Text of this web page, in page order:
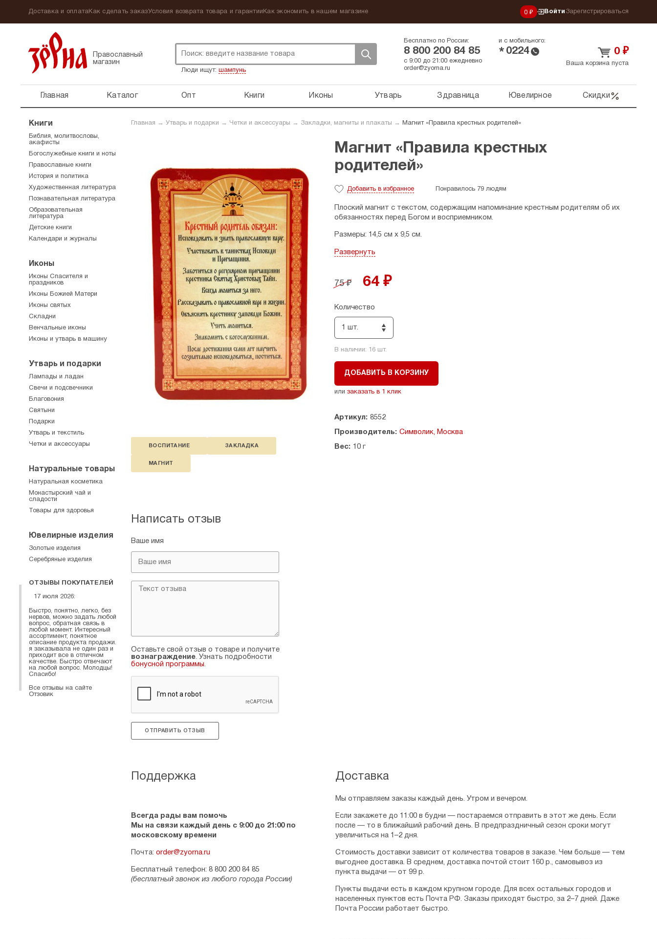
Доставка и оплатаКак сделать заказУсловия возврата товара и гарантии Как экономить в нашем магазине 0 ₽ Войти Зарегистрироваться
Православный
магазин
Люди ищут: шампунь
Бесплатно по России:
8 800 200 84 85
и с мобильного:
* 0224
с 9:00 до 21:00 ежедневно
order@zyorna.ru
0 ₽
Ваша корзина пуста
Главная Каталог Опт Книги Иконы Утварь Здравница Ювелирное Скидки
Главная → Утварь и подарки → Четки и аксессуары → Закладки, магниты и плакаты → Магнит «Правила крестных родителей»
ВОСПИТАНИЕ ЗАКЛАДКА
МАГНИТ
Магнит «Правила крестных
родителей»
Добавить в избранное Понравилось 79 людям
Плоский магнит с текстом, содержащим напоминание крестным родителям об их
обязанностях перед Богом и восприемником.
Размеры: 14,5 см х 9,5 см.
Страна производитель: Россия.
Развернуть
75 ₽ 64 ₽
Количество
1 шт.
В наличии: 16шт.
ДОБАВИТЬ В КОРЗИНУ
или заказать в 1 клик
Артикул: 8552
Производитель: Символик, Москва
Вес: 10 г
Написать отзыв
Ваше имя
Оставьте свой отзыв о товаре и получите
вознаграждение. Узнать подробности
бонусной программы.
ОТПРАВИТЬ ОТЗЫВ
Поддержка
Всегда рады вам помочь
Мы на связи каждый день с 9:00 до 21:00 по
московскому времени
Почта: order@zyorna.ru
Бесплатный телефон: 8 800 200 84 85
(бесплатный звонок из любого города России)
Доставка
Мы отправляем заказы каждый день. Утром и вечером.
Если закажете до 11:00 в будни — постараемся отправить в этот же день. Если
после — то в ближайший рабочий день. В предпраздничный сезон сроки могут
увеличиться на 1–2 дня.
Стоимость доставки зависит от количества товаров в заказе. Чем больше — тем
выгоднее доставка. В среднем, доставка почтой стоит 160 р., самовывоз из
пункта выдачи — от 99 р.
Пункты выдачи есть в каждом крупном городе. Для всех остальных городов и
населенных пунктов есть Почта РФ. Заказы приходят быстро, за 2–7 дней. Даже
Почта России работает быстро.
Книги
Библия, молитвословы,
акафисты
Богослужебные книги и ноты
Православные книги
История и политика
Художественная литература
Познавательная литература
Образовательная
литература
Детские книги
Календари и журналы
Иконы
Иконы Спасителя и
праздников
Иконы Божией Матери
Иконы святых
Складни
Венчальные иконы
Иконы и утварь в машину
Утварь и подарки
Лампады и ладан
Свечи и подсвечники
Благовония
Святыни
Подарки
Утварь и текстиль
Четки и аксессуары
Натуральные товары
Натуральная косметика
Монастырский чай и
сладости
Товары для здоровья
Ювелирные изделия
Золотые изделия
Серебряные изделия
ОТЗЫВЫ ПОКУПАТЕЛЕЙ
17 июля 2026:
Быстро, понятно, легко, без
нервов, можно задать любой
вопрос, обратная связь в
любой момент. Интересный
ассортимент, понятное
описание продукта продажи.
я заказывала не один раз и
приходит все в отличном
качестве. Быстро отвечают
на любой вопрос. Молодцы!
Спасибо!
Все отзывы на сайте
Отзовик